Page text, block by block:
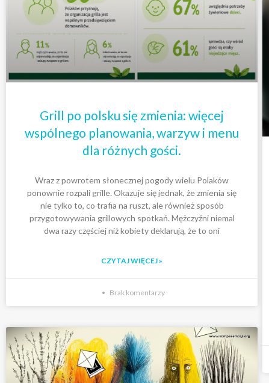
Grill po polsku się zmienia: więcej
wspólnego planowania, warzyw i menu
dla różnych gości.
Wraz z powrotem słonecznej pogody wielu Polaków
ponownie rozpali grille. Okazuje się jednak, że zmienia się
nie tylko to, co trafia na ruszt, ale również sposób
przygotowywania grillowych spotkań. Mężczyźni niemal
dwa razy częściej niż kobiety deklarują, że to oni
CZYTAJ WIĘCEJ »
Brak komentarzy